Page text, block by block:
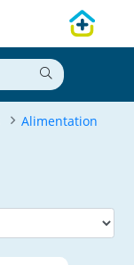
Alimentation